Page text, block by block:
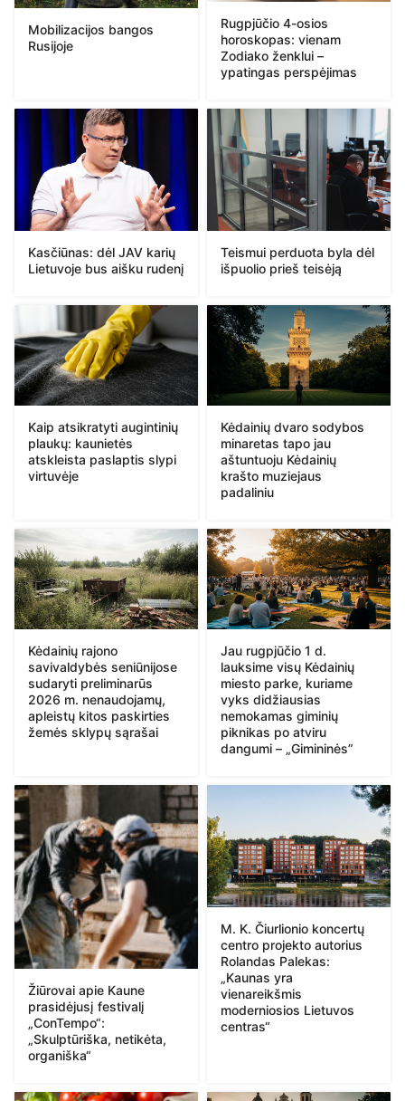
Mobilizacijos bangos
Rusijoje
Rugpjūčio 4-osios
horoskopas: vienam
Zodiako ženklui –
ypatingas perspėjimas
Kasčiūnas: dėl JAV karių
Lietuvoje bus aišku rudenį
Teismui perduota byla dėl
išpuolio prieš teisėją
Kaip atsikratyti augintinių
plaukų: kaunietės
atskleista paslaptis slypi
virtuvėje
Kėdainių dvaro sodybos
minaretas tapo jau
aštuntuoju Kėdainių
krašto muziejaus
padaliniu
Kėdainių rajono
savivaldybės seniūnijose
sudaryti preliminarūs
2026 m. nenaudojamų,
apleistų kitos paskirties
žemės sklypų sąrašai
Jau rugpjūčio 1 d.
lauksime visų Kėdainių
miesto parke, kuriame
vyks didžiausias
nemokamas giminių
piknikas po atviru
dangumi – „Gimininės”
Žiūrovai apie Kaune
prasidėjusį festivalį
„ConTempo“:
„Skulptūriška, netikėta,
organiška“
M. K. Čiurlionio koncertų
centro projekto autorius
Rolandas Palekas:
„Kaunas yra
vienareikšmis
moderniosios Lietuvos
centras“